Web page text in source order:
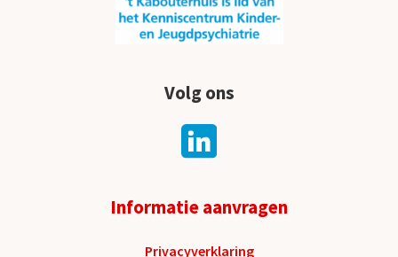
Volg ons
Informatie aanvragen
Privacyverklaring